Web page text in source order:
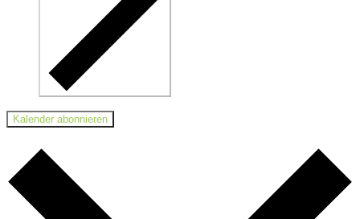
Kalender abonnieren